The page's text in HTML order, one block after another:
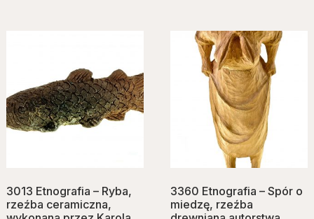
3013 Etnografia – Ryba,
rzeźba ceramiczna,
3360 Etnografia – Spór o
miedzę, rzeźba